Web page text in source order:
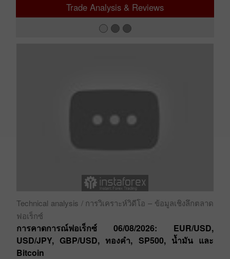
Trade Analysis & Reviews
Technical analysis / การวิเคราะห์วิดีโอ – ข้อมูลเชิงลึกตลาด
ฟอเร็กซ์
การคาดการณ์ฟอเร็กซ์ 06/08/2026: EUR/USD,
USD/JPY, GBP/USD, ทองคำ, SP500, น้ำมัน และ
Bitcoin